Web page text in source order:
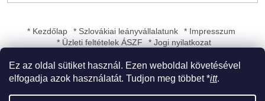
Ez az oldal sütiket használ. Ezen weboldal követésével
elfogadja azok használatát. Tudjon meg többet *itt.
* Kezdőlap * Szlovákiai leányvállalatunk
* Impresszum
* Üzleti feltételek ÁSZF
* Jogi nyilatkozat